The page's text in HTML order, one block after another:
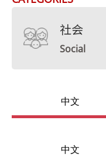
社会
Social
中文
中文